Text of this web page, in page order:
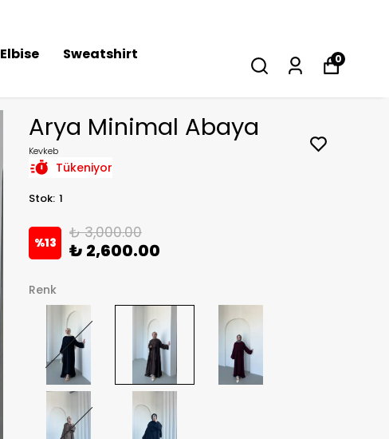
Elbise
Sweatshirt
0
Arya Minimal Abaya
Kevkeb
Tükeniyor
Stok: 1
%13
₺ 3,000.00
₺ 2,600.00
Renk